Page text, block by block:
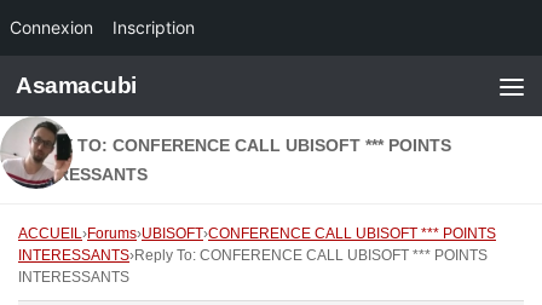
Connexion Inscription
Skip to content
Asamacubi
REPLY TO: CONFERENCE CALL UBISOFT *** POINTS
INTERESSANTS
ACCUEIL›Forums›UBISOFT›CONFERENCE CALL UBISOFT *** POINTS
INTERESSANTS›Reply To: CONFERENCE CALL UBISOFT *** POINTS
INTERESSANTS